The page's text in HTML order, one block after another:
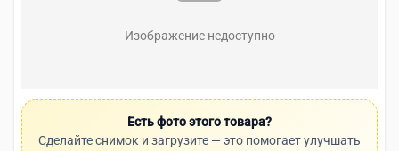
Изображение недоступно
Есть фото этого товара?
Сделайте снимок и загрузите — это помогает улучшать